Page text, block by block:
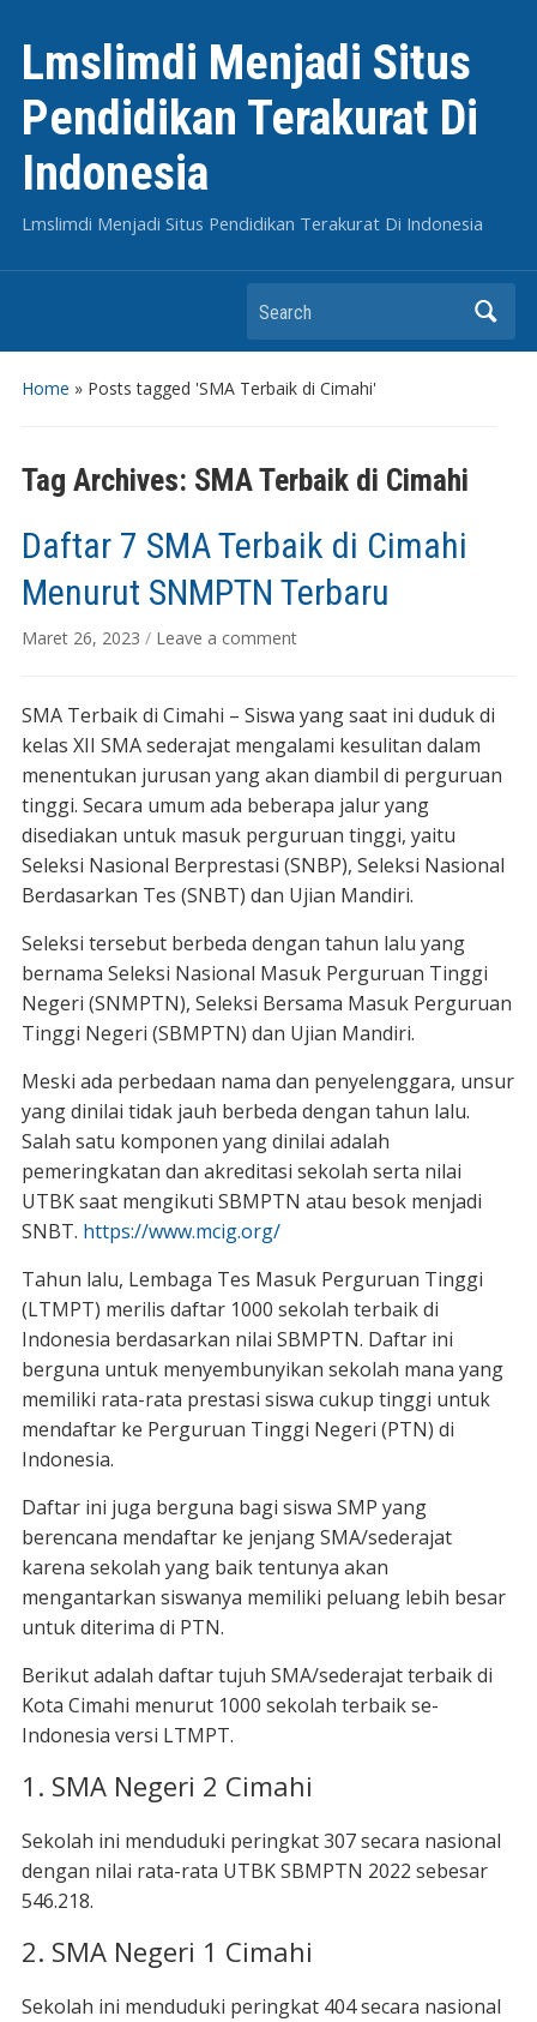
Lmslimdi Menjadi Situs
Pendidikan Terakurat Di
Indonesia
Lmslimdi Menjadi Situs Pendidikan Terakurat Di Indonesia
Search
Home » Posts tagged 'SMA Terbaik di Cimahi'
Tag Archives: SMA Terbaik di Cimahi
Daftar 7 SMA Terbaik di Cimahi
Menurut SNMPTN Terbaru
Maret 26, 2023 / Leave a comment
SMA Terbaik di Cimahi – Siswa yang saat ini duduk di
kelas XII SMA sederajat mengalami kesulitan dalam
menentukan jurusan yang akan diambil di perguruan
tinggi. Secara umum ada beberapa jalur yang
disediakan untuk masuk perguruan tinggi, yaitu
Seleksi Nasional Berprestasi (SNBP), Seleksi Nasional
Berdasarkan Tes (SNBT) dan Ujian Mandiri.
Seleksi tersebut berbeda dengan tahun lalu yang
bernama Seleksi Nasional Masuk Perguruan Tinggi
Negeri (SNMPTN), Seleksi Bersama Masuk Perguruan
Tinggi Negeri (SBMPTN) dan Ujian Mandiri.
Meski ada perbedaan nama dan penyelenggara, unsur
yang dinilai tidak jauh berbeda dengan tahun lalu.
Salah satu komponen yang dinilai adalah
pemeringkatan dan akreditasi sekolah serta nilai
UTBK saat mengikuti SBMPTN atau besok menjadi
SNBT. https://www.mcig.org/
Tahun lalu, Lembaga Tes Masuk Perguruan Tinggi
(LTMPT) merilis daftar 1000 sekolah terbaik di
Indonesia berdasarkan nilai SBMPTN. Daftar ini
berguna untuk menyembunyikan sekolah mana yang
memiliki rata-rata prestasi siswa cukup tinggi untuk
mendaftar ke Perguruan Tinggi Negeri (PTN) di
Indonesia.
Daftar ini juga berguna bagi siswa SMP yang
berencana mendaftar ke jenjang SMA/sederajat
karena sekolah yang baik tentunya akan
mengantarkan siswanya memiliki peluang lebih besar
untuk diterima di PTN.
Berikut adalah daftar tujuh SMA/sederajat terbaik di
Kota Cimahi menurut 1000 sekolah terbaik se-
Indonesia versi LTMPT.
1. SMA Negeri 2 Cimahi
Sekolah ini menduduki peringkat 307 secara nasional
dengan nilai rata-rata UTBK SBMPTN 2022 sebesar
546.218.
2. SMA Negeri 1 Cimahi
Sekolah ini menduduki peringkat 404 secara nasional